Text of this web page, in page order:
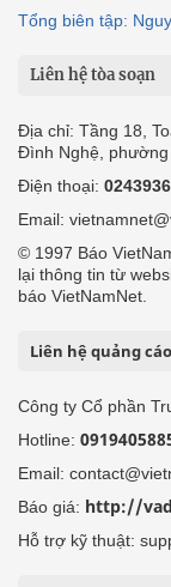
Tổng biên tập:
Liên hệ tòa soạn
Địa chỉ: Tầng 18,
Đình Nghệ, phường
Điện thoại:
Email:
© 1997 Báo
lại thông tin từ
báo VietNamNet.
Liên hệ quảng cáo
Công ty Cổ phần
Hotline:
Email:
Báo giá: http://
Hỗ trợ kỹ thuật: